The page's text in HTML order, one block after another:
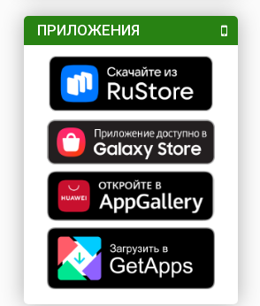
ПРИЛОЖЕНИЯ